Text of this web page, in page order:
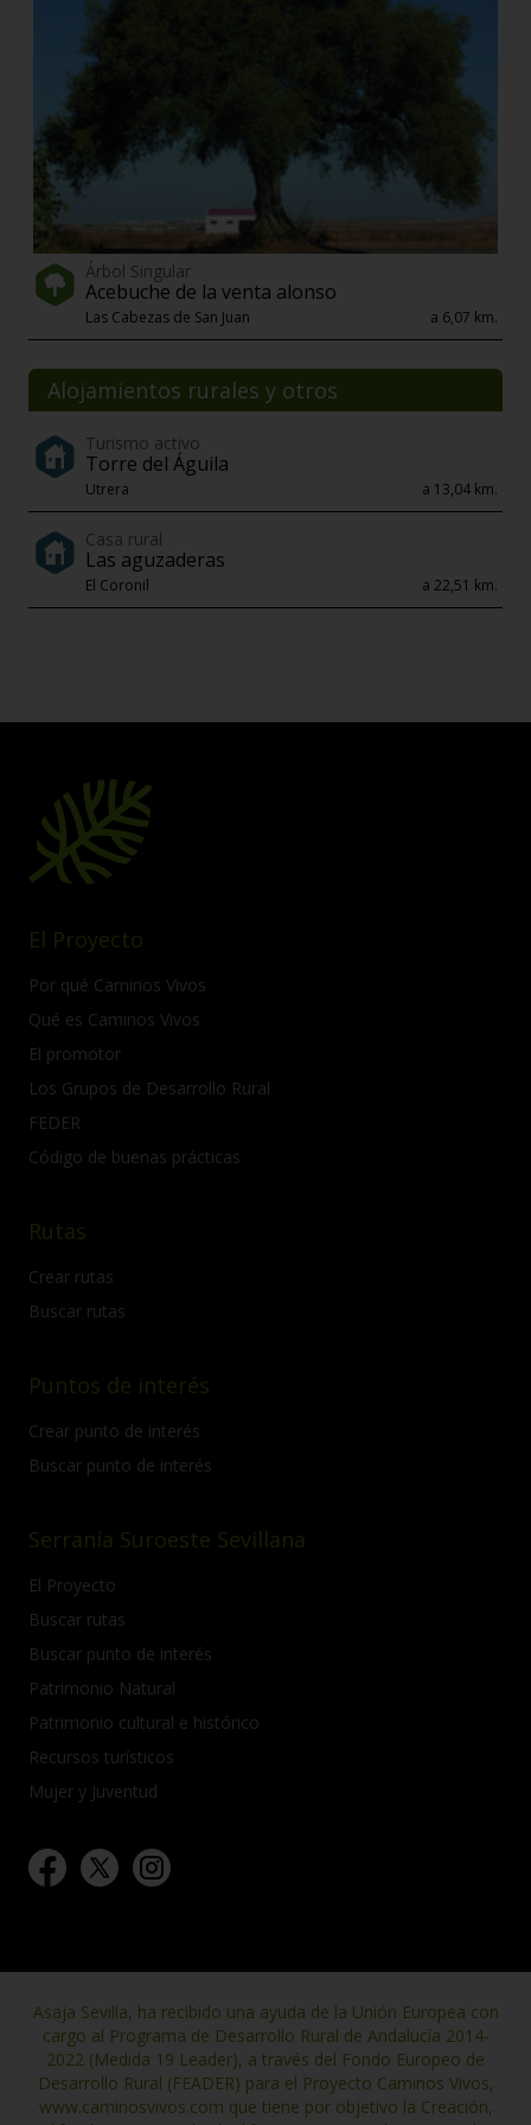
Árbol Singular
Acebuche de la venta alonso
Las Cabezas de San Juan a 6,07 km.
Alojamientos rurales y otros
Turismo activo
Torre del Águila
Utrera a 13,04 km.
Casa rural
Las aguzaderas
El Coronil a 22,51 km.
El Proyecto
Por qué Caminos Vivos
Qué es Caminos Vivos
El promotor
Los Grupos de Desarrollo Rural
FEDER
Código de buenas prácticas
Rutas
Crear rutas
Buscar rutas
Puntos de interés
Crear punto de interés
Buscar punto de interés
Serranía Suroeste Sevillana
El Proyecto
Buscar rutas
Buscar punto de interés
Patrimonio Natural
Patrimonio cultural e histórico
Recursos turísticos
Mujer y Juventud
Asaja Sevilla, ha recibido una ayuda de la Unión Europea con
cargo al Programa de Desarrollo Rural de Andalucía 2014-
2022 (Medida 19 Leader), a través del Fondo Europeo de
Desarrollo Rural (FEADER) para el Proyecto Caminos Vivos,
www.caminosvivos.com que tiene por objetivo la Creación,